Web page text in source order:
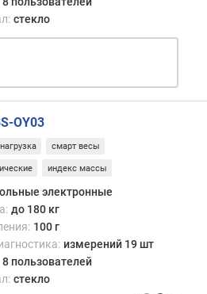
стекло
OY03
смарт весы
индекс массы
электронные
до 180 кг
100 г
измерений 19 шт
8 пользователей
стекло